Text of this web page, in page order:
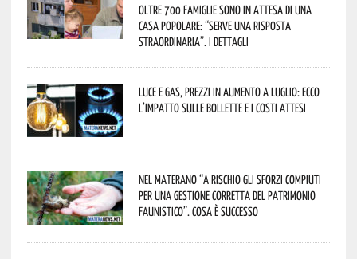
oltre 700 famiglie sono in attesa di una
casa popolare: “serve una risposta
straordinaria”. I dettagli
Luce e gas, prezzi in aumento a luglio: ecco
l’impatto sulle bollette e i costi attesi
Nel materano “a rischio gli sforzi compiuti
per una gestione corretta del patrimonio
faunistico”. Cosa è successo